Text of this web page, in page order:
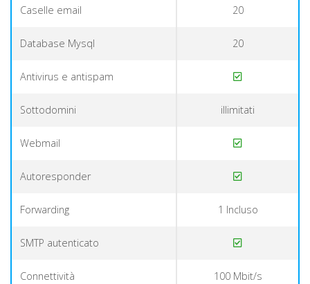
Caselle email 20
Database Mysql 20
Antivirus e antispam
Sottodomini illimitati
Webmail
Autoresponder
Forwarding 1 Incluso
SMTP autenticato
Connettività 100 Mbit/s